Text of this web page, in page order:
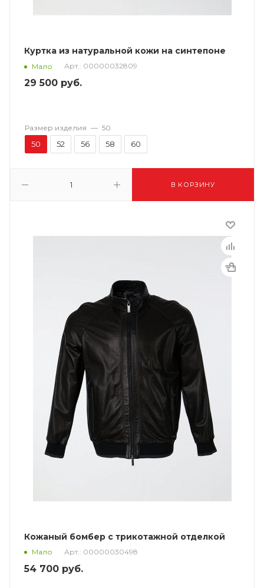
Куртка из натуральной кожи на синтепоне
Мало Арт.: 00000032809
29 500 руб.
В КОРЗИНУ
Размер изделия — 50
50 52 56 58 60
Кожаный бомбер с трикотажной отделкой
Мало Арт.: 00000030498
54 700 руб.